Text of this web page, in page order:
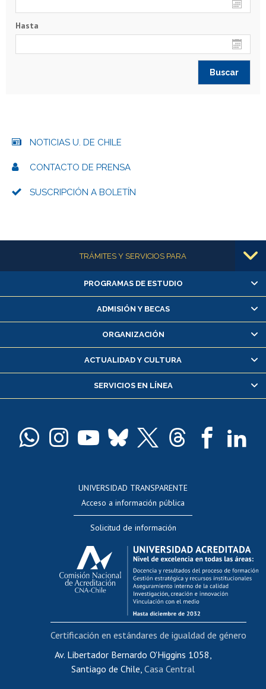
Hasta
NOTICIAS U. DE CHILE
CONTACTO DE PRENSA
SUSCRIPCIÓN A BOLETÍN
Más informaciónTRÁMITES Y SERVICIOS PARA
Alumnas/os y exalumnas/os
Matrícula en línea
Inscripción y cambio de asignaturas
Consulta y certificado de notas
Servicio médico y dental
Pago de arancel y crédito alumnos
Docentes
Perfeccionamiento
Editar Portafolio Académico
Evaluación docente
Calificación académica
Postulación al AUCAI
Funcionarias/os
Cursos internos de capacitación
Bienestar del personal
Portal de movilidad interna
Certificado de renta
Certificado de renta honorarios
PROGRAMAS DE ESTUDIO
ADMISIÓN Y BECAS
ORGANIZACIÓN
ACTUALIDAD Y CULTURA
SERVICIOS EN LÍNEA
UNIVERSIDAD TRANSPARENTE
Acceso a información pública
Solicitud de información
Av. Libertador Bernardo O'Higgins 1058,
Santiago de Chile, Casa Central
Certificación en estándares de igualdad de género